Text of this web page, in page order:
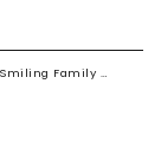
Days2023」の参加